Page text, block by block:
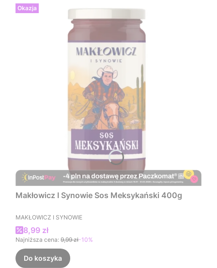
Okazja
Makłowicz I Synowie Sos Meksykański 400g
PRODUCENT
MAKŁOWICZ I SYNOWIE
Cena promocyjna
8,99 zł
Najniższa cena: 9,99 zł-10%
Do koszyka